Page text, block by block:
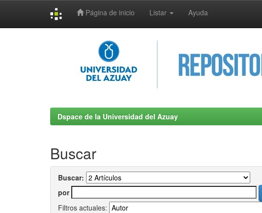
Página de inicio Listar Ayuda
Dspace de la Universidad del Azuay
Buscar
Buscar:
por
Filtros actuales: